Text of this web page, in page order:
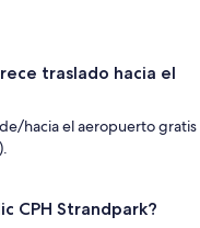
traslado hacia el
hacia el aeropuerto gratis
CPH Strandpark?